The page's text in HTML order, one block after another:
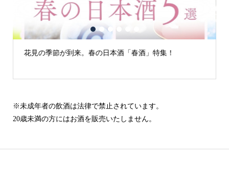
花見の季節が到来。春の日本酒「春酒」特集！
1 2 3 5
※未成年者の飲酒は法律で禁止されています。
20歳未満の方にはお酒を販売いたしません。